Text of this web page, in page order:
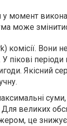
момент
може
Вони
пікові
Якісний
великих
це знижує